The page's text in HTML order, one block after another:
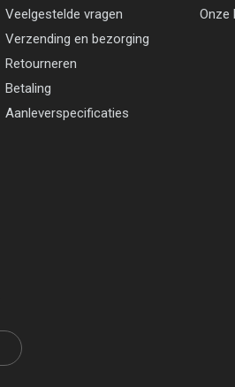
Veelgestelde vragen
Verzending en bezorging
Retourneren
Betaling
Aanleverspecificaties
Onze